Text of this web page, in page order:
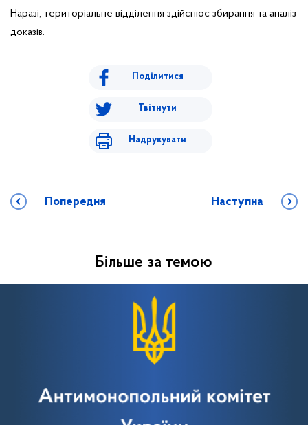
Наразі, територіальне відділення здійснює збирання та аналіз
доказів.
Поділитися
Твітнути
Надрукувати
Попередня Наступна
Більше за темою